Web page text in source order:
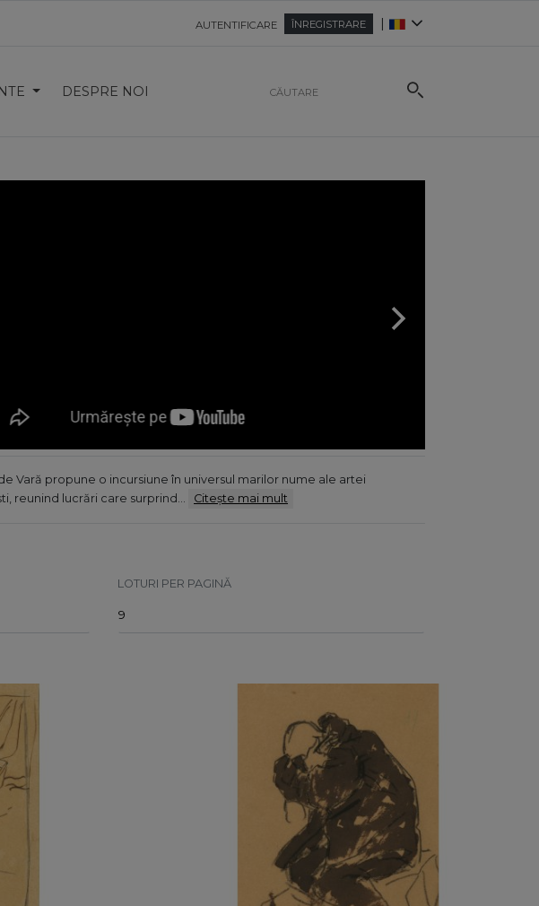
AUTENTIFICARE ÎNREGISTRARE |
DESPRE NOI
Vară propune o incursiune în universul marilor nume ale artei
reunind lucrări care surprind…
Citește mai mult
LOTURI PER PAGINĂ